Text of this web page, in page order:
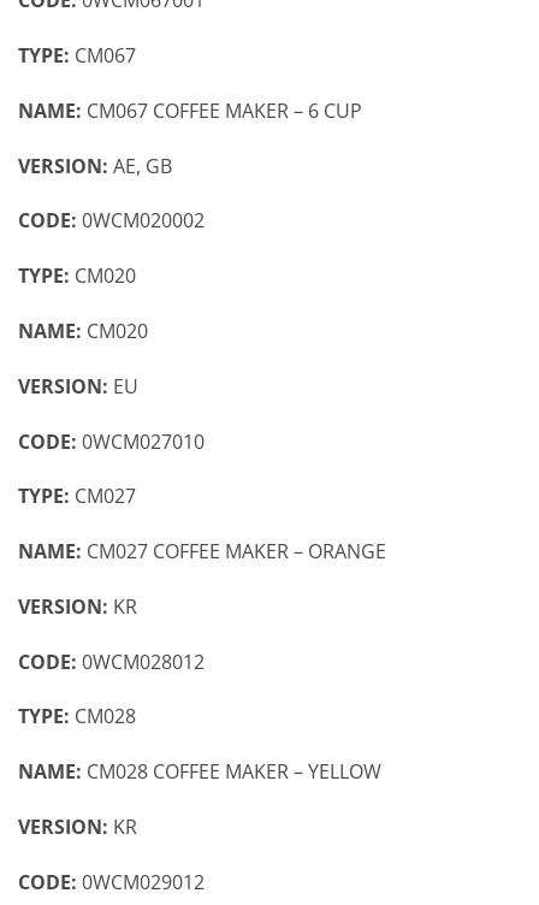
TYPE: CM067
NAME: CM067 COFFEE MAKER – 6 CUP
VERSION: AE, GB
CODE: 0WCM020002
TYPE: CM020
NAME: CM020
VERSION: EU
CODE: 0WCM027010
TYPE: CM027
NAME: CM027 COFFEE MAKER – ORANGE
VERSION: KR
CODE: 0WCM028012
TYPE: CM028
NAME: CM028 COFFEE MAKER – YELLOW
VERSION: KR
CODE: 0WCM029012